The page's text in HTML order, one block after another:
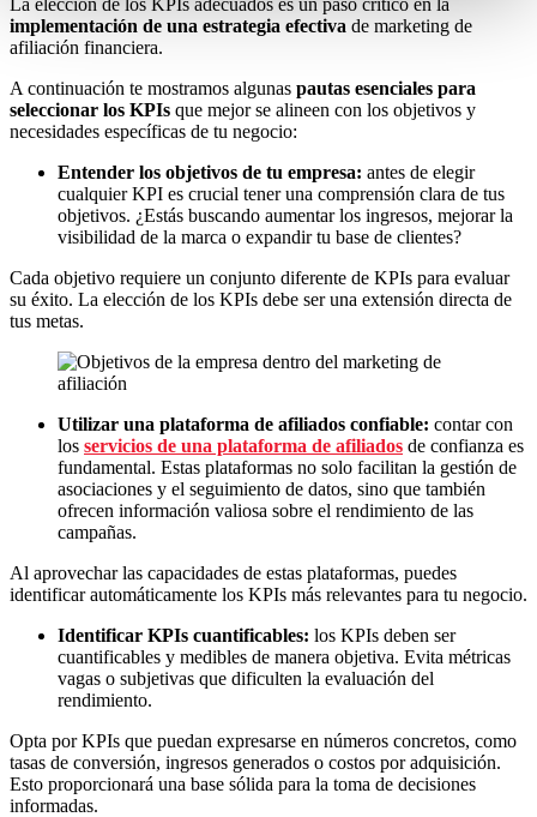
implementación de una estrategia efectiva de marketing de
afiliación financiera.
A continuación te mostramos algunas pautas esenciales para
seleccionar los KPIs que mejor se alineen con los objetivos y
necesidades específicas de tu negocio:
Entender los objetivos de tu empresa: antes de elegir
cualquier KPI es crucial tener una comprensión clara de tus
objetivos. ¿Estás buscando aumentar los ingresos, mejorar la
visibilidad de la marca o expandir tu base de clientes?
Cada objetivo requiere un conjunto diferente de KPIs para evaluar
su éxito. La elección de los KPIs debe ser una extensión directa de
tus metas.
Utilizar una plataforma de afiliados confiable: contar con
los servicios de una plataforma de afiliados de confianza es
fundamental. Estas plataformas no solo facilitan la gestión de
asociaciones y el seguimiento de datos, sino que también
ofrecen información valiosa sobre el rendimiento de las
campañas.
Al aprovechar las capacidades de estas plataformas, puedes
identificar automáticamente los KPIs más relevantes para tu negocio.
Identificar KPIs cuantificables: los KPIs deben ser
cuantificables y medibles de manera objetiva. Evita métricas
vagas o subjetivas que dificulten la evaluación del
rendimiento.
Opta por KPIs que puedan expresarse en números concretos, como
tasas de conversión, ingresos generados o costos por adquisición.
Esto proporcionará una base sólida para la toma de decisiones
informadas.